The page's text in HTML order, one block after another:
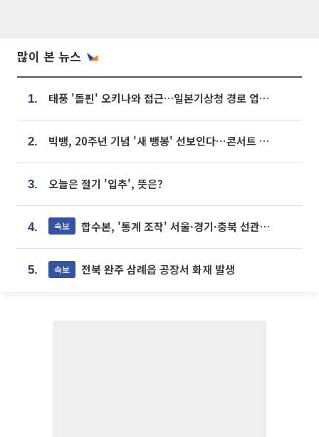
많이 본 뉴스
1. 태풍 '돌핀' 오키나와 접근…일본기상청 경로 업데이트
2. 빅뱅, 20주년 기념 '새 뱅봉' 선보인다⋯콘서트 앞두고 팝업 개최
3. 오늘은 절기 '입추', 뜻은?
4. 속보 합수본, '통계 조작' 서울·경기·충북 선관위 등 추가 압수수색
5. 속보 전북 완주 삼례읍 공장서 화재 발생